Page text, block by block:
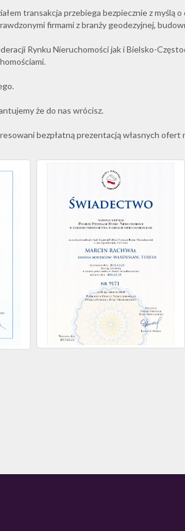
transakcja przebiega bezpiecznie z myślą
firmami z branży geodezyjnej,
Rynku Nieruchomości jak i Bielsko-
że do nas wrócisz.
bezpłatną prezentacją własnych